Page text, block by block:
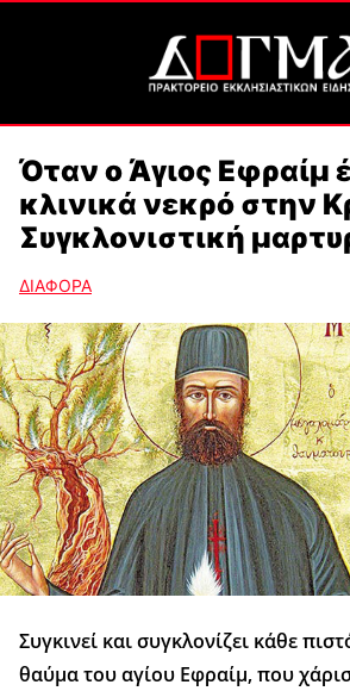
Όταν ο Άγιος Εφραίμ
κλινικά νεκρό στην
Συγκλονιστική
ΔΙΑΦΟΡΑ
Συγκινεί και συγκλονίζει κάθε
θαύμα του αγίου Εφραίμ, που